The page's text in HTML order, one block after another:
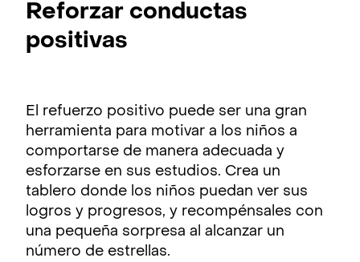
Reforzar conductas
positivas
El refuerzo positivo puede ser una gran
herramienta para motivar a los niños a
comportarse de manera adecuada y
esforzarse en sus estudios. Crea un
tablero donde los niños puedan ver sus
logros y progresos, y recompénsales con
una pequeña sorpresa al alcanzar un
número de estrellas.